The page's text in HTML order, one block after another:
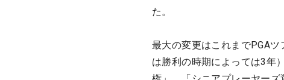
た。
最大の変更はこれまでPGA
は勝利の時期によっては3年